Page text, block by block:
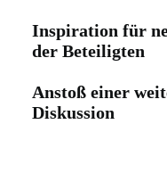
Inspiration für
der Beteiligten
Anstoß einer
Diskussion